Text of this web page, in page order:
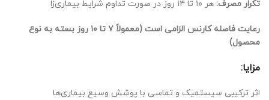
تکرار مصرف: هر ۱۰ تا ۱۴ روز در صورت تداوم شرایط بیماری‌زا
رعایت فاصله کارنس الزامی است (معمولاً ۷ تا ۱۰ روز بسته به نوع
محصول)
مزایا:
اثر ترکیبی سیستمیک و تماسی با پوشش وسیع بیماری‌ها